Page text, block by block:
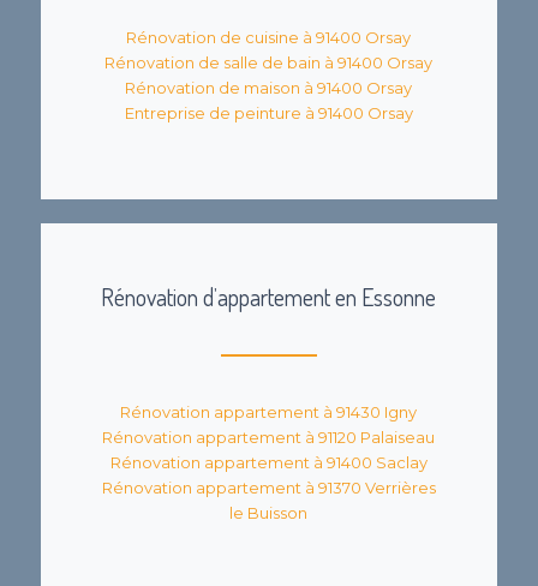
Rénovation de cuisine à 91400 Orsay
Rénovation de salle de bain à 91400 Orsay
Rénovation de maison à 91400 Orsay
Entreprise de peinture à 91400 Orsay
Rénovation d’appartement en Essonne
Rénovation appartement à 91430 Igny
Rénovation appartement à 91120 Palaiseau
Rénovation appartement à 91400 Saclay
Rénovation appartement à 91370 Verrières
le Buisson